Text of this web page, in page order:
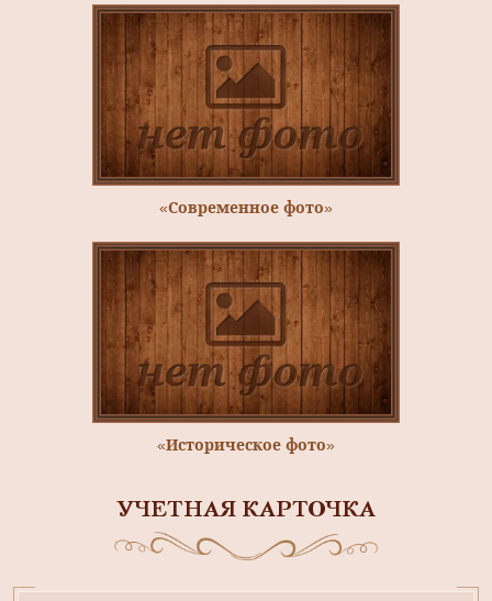
«Современное фото»
«Историческое фото»
УЧЕТНАЯ КАРТОЧКА